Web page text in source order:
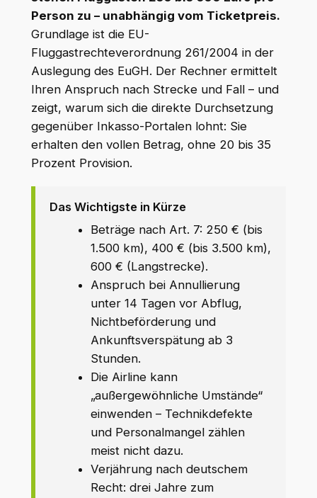
Person zu – unabhängig vom Ticketpreis.
Grundlage ist die EU-
Fluggastrechteverordnung 261/2004 in der
Auslegung des EuGH. Der Rechner ermittelt
Ihren Anspruch nach Strecke und Fall – und
zeigt, warum sich die direkte Durchsetzung
gegenüber Inkasso-Portalen lohnt: Sie
erhalten den vollen Betrag, ohne 20 bis 35
Prozent Provision.
Das Wichtigste in Kürze
Beträge nach Art. 7: 250 € (bis
1.500 km), 400 € (bis 3.500 km),
600 € (Langstrecke).
Anspruch bei Annullierung
unter 14 Tagen vor Abflug,
Nichtbeförderung und
Ankunftsverspätung ab 3
Stunden.
Die Airline kann
„außergewöhnliche Umstände“
einwenden – Technikdefekte
und Personalmangel zählen
meist nicht dazu.
Verjährung nach deutschem
Recht: drei Jahre zum